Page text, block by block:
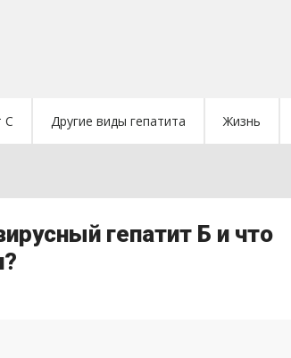
C Другие виды гепатита Жизнь
гепатит Б и что